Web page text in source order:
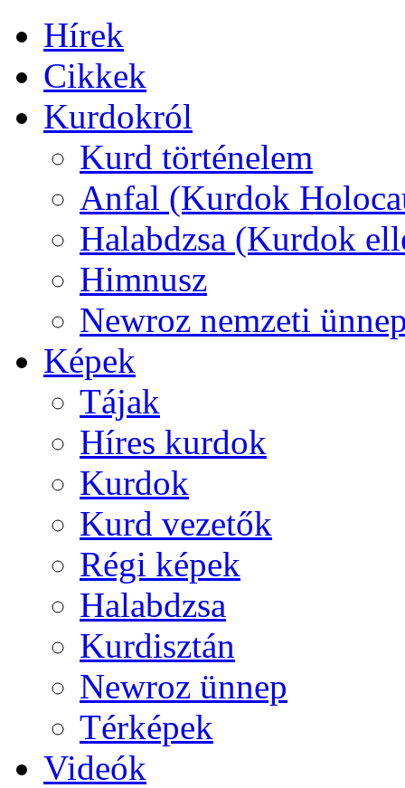
Hírek
Cikkek
Kurdokról
Kurd történelem
Anfal (Kurdok
Halabdzsa (Kurdok
Himnusz
Newroz nemzeti
Képek
Tájak
Híres kurdok
Kurdok
Kurd vezetők
Régi képek
Halabdzsa
Kurdisztán
Newroz ünnep
Térképek
Videók